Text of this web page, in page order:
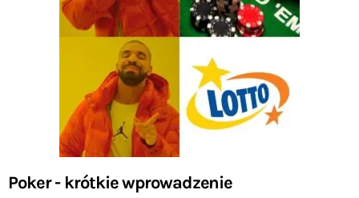
Poker - krótkie wprowadzenie